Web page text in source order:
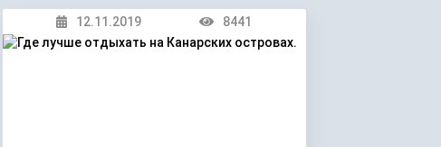
12.11.2019 8441